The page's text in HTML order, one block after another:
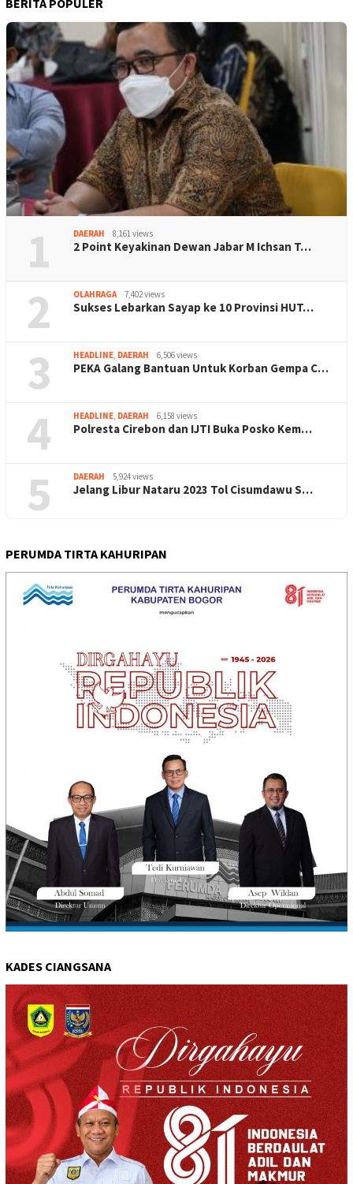
1 DAERAH 8,161 views
2 Point Keyakinan Dewan Jabar M Ichsan T…
2 OLAHRAGA 7,402 views
Sukses Lebarkan Sayap ke 10 Provinsi HUT…
3 HEADLINE DAERAH 6,506 views
PEKA Galang Bantuan Untuk Korban Gempa C…
4 HEADLINE DAERAH 6,158 views
Polresta Cirebon dan IJTI Buka Posko Kem…
5 DAERAH 5,924 views
Jelang Libur Nataru 2023 Tol Cisumdawu S…
PERUMDA TIRTA KAHURIPAN
KADES CIANGSANA